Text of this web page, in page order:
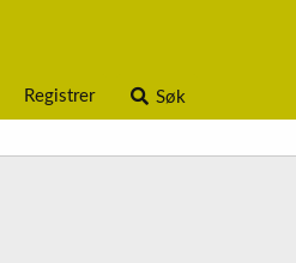
Registrer Søk